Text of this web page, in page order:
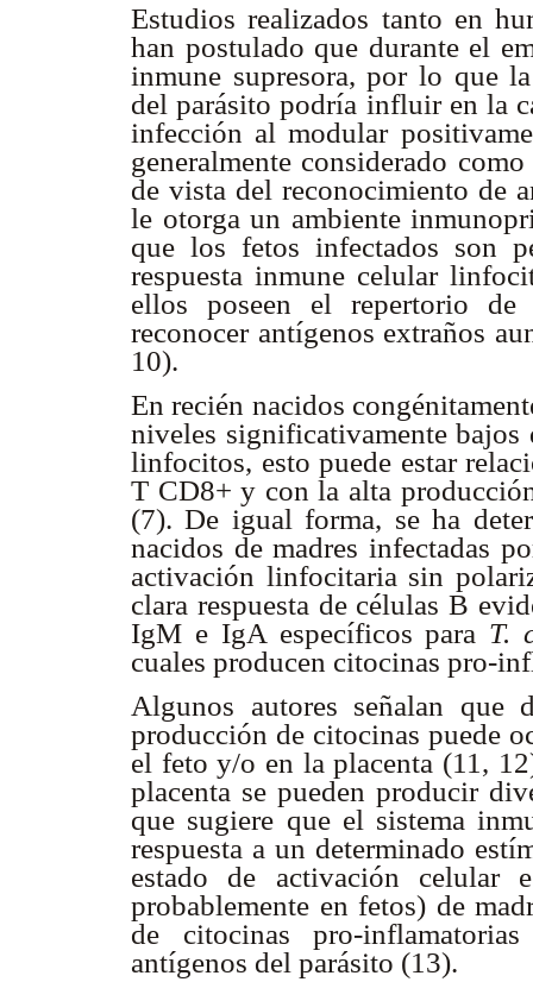
Estudios realizados tanto en
han postulado que durante el
inmune supresora, por lo que
del parásito podría influir en la
infección al modular
generalmente considerado
de vista del reconocimiento de
le otorga un ambiente
que los fetos infectados son
respuesta inmune celular
ellos poseen el repertorio
reconocer antígenos extraños
10).
En recién nacidos
niveles significativamente
linfocitos, esto puede estar
T CD8+ y con la alta
(7). De igual forma, se ha
nacidos de madres infectadas
activación linfocitaria sin
clara respuesta de células B
IgM e IgA específicos para T.
cuales producen citocinas pro-
Algunos autores señalan que
producción de citocinas puede
el feto y/o en la placenta (11,
placenta se pueden producir
que sugiere que el sistema
respuesta a un determinado
estado de activación
probablemente en fetos) de
de citocinas pro-
antígenos del parásito (13).